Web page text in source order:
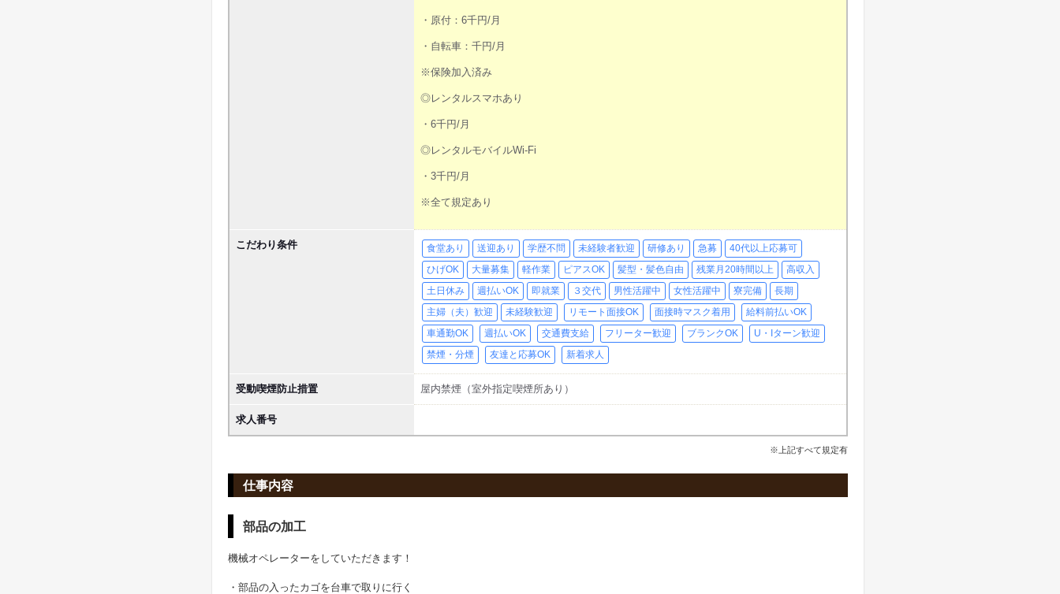
・原付：6千円/月
・自転車：千円/月
※保険加入済み
◎レンタルスマホあり
・6千円/月
◎レンタルモバイルWi-Fi
・3千円/月
※全て規定あり
こだわり条件 食堂あり 送迎あり 学歴不問 未経験者歓迎 研修あり 急募
40代以上応募可
ひげOK
大量募集 軽作業 ピアスOK 髪型・髪色自由 残業月20時間以上
高収入
土日休み
週払いOK 即就業 ３交代 男性活躍中 女性活躍中 寮完備
長期
主婦（夫）歓迎
未経験歓迎 リモート面接OK 面接時マスク着用
給料前払いOK
車通勤OK
週払いOK 交通費支給 フリーター歓迎 ブランクOK
U・Iターン歓迎
禁煙・分煙
友達と応募OK 新着求人
受動喫煙防止措置 屋内禁煙（室外指定喫煙所あり）
求人番号
※上記すべて規定有
仕事内容
部品の加工
機械オペレーターをしていただきます！
・部品の入ったカゴを台車で取りに行く